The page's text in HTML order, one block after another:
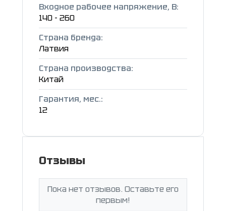
Входное рабочее напряжение, В:
140 - 260
Страна бренда:
Латвия
Страна производства:
Китай
Гарантия, мес.:
12
Отзывы
Пока нет отзывов. Оставьте его
первым!